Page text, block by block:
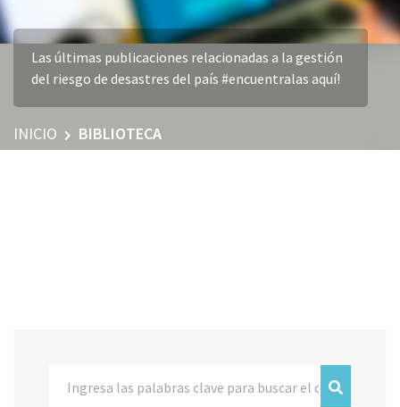
Las últimas publicaciones relacionadas a la gestión
del riesgo de desastres del país #encuentralas aquí!
INICIO BIBLIOTECA